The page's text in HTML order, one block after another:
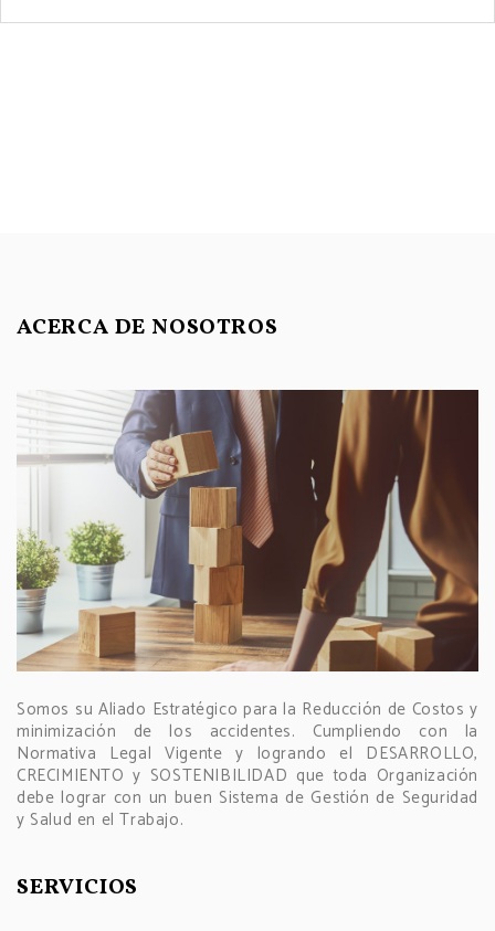
ACERCA DE NOSOTROS
Somos su Aliado Estratégico para la Reducción de Costos y
minimización de los accidentes. Cumpliendo con la
Normativa Legal Vigente y logrando el DESARROLLO,
CRECIMIENTO y SOSTENIBILIDAD que toda Organización
debe lograr con un buen Sistema de Gestión de Seguridad
y Salud en el Trabajo.
SERVICIOS